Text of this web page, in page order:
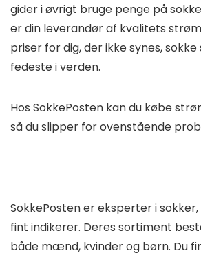
gider i øvrigt bruge penge på
er din leverandør af kvalitets
priser for dig, der ikke synes,
fedeste i verden.
Hos SokkePosten kan du købe
så du slipper for ovenstående
SokkePosten er eksperter i
fint indikerer. Deres sortiment
både mænd, kvinder og børn. Du